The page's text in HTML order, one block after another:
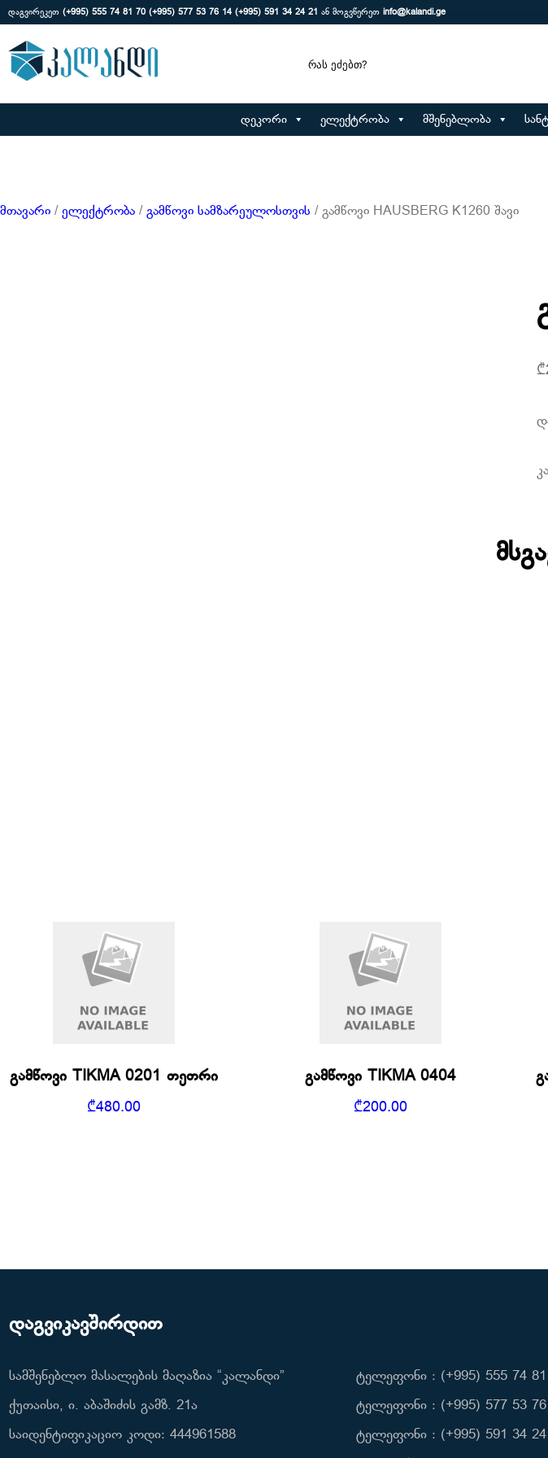
დაგვირეკეთ (+995) 555 74 81 70 (+995) 577 53 76 14 (+995) 591 34 24 21 ან მოგვწერეთ info@kalandi.ge
Search
დეკორი ელექტრობა მშენებლობა
მთავარი / ელექტრობა / გამწოვი სამზარეულოსთვის / გამწოვი HAUSBERG K1260 შავი
₾
გამწოვი TIKMA 0201 თეთრი
₾480.00
გამწოვი TIKMA 0404
₾200.00
დაგვიკავშირდით
სამშენებლო მასალების მაღაზია “კალანდი”
ქუთაისი, ი. აბაშიძის გამზ. 21ა
საიდენტიფიკაციო კოდი: 444961588
ტელეფონი : (+995) 555 74
ტელეფონი : (+995) 577 53
ტელეფონი : (+995) 591 34 24